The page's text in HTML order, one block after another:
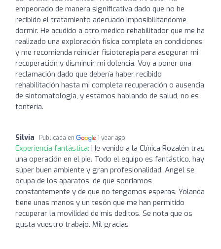
empeorado de manera significativa dado que no he
recibido el tratamiento adecuado imposibilitándome
dormir. He acudido a otro médico rehabilitador que me ha
realizado una exploración física completa en condiciones
y me recomienda reiniciar fisioterapia para asegurar mi
recuperación y disminuir mi dolencia. Voy a poner una
reclamación dado que debería haber recibido
rehabilitación hasta mi completa recuperación o ausencia
de sintomatologia, y estamos hablando de salud, no es
tontería.
Silvia Publicada en 1 year ago
Experiencia fantástica: He venido a la Clínica Rozalén tras
una operación en el pie. Todo el equipo es fantástico, hay
súper buen ambiente y gran profesionalidad. Angel se
ocupa de los aparatos, de que sonriamos
constantemente y de que no tengamos esperas. Yolanda
tiene unas manos y un tesón que me han permitido
recuperar la movilidad de mis deditos. Se nota que os
gusta vuestro trabajo. Mil gracias